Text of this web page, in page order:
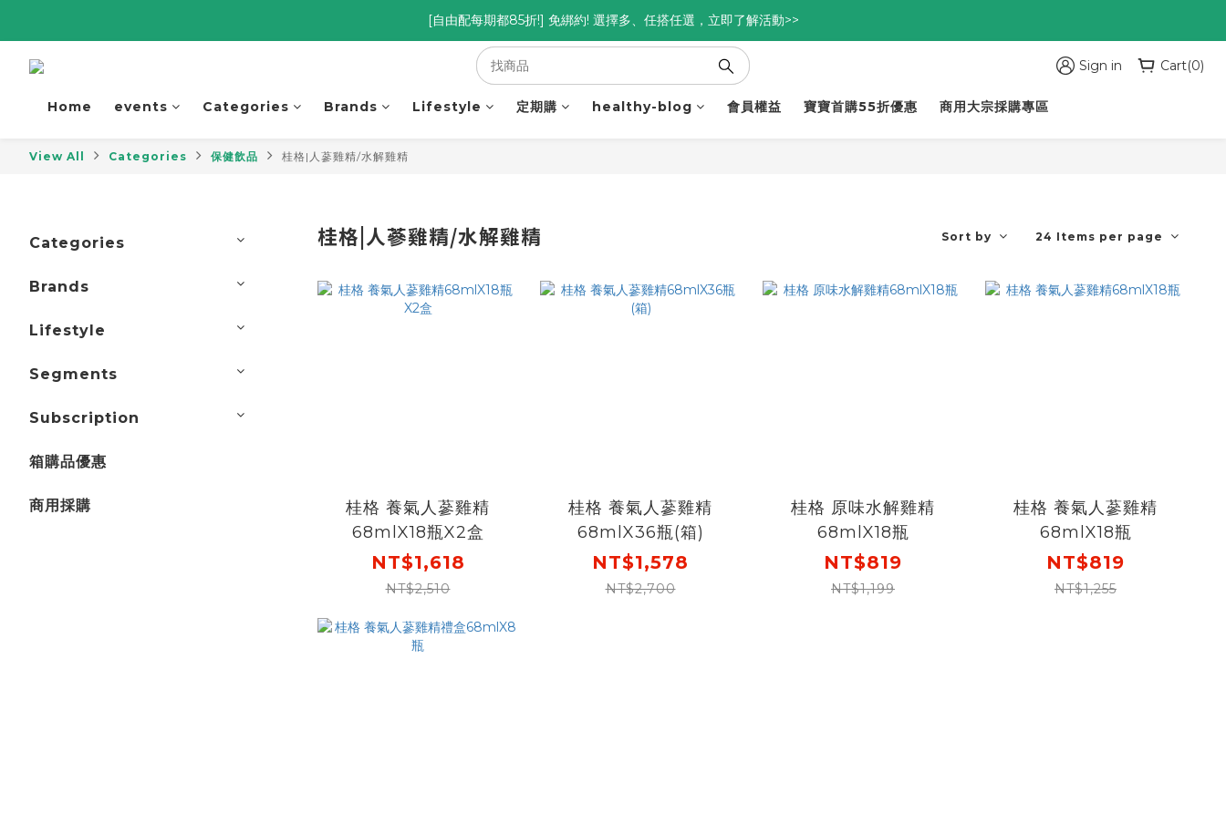
優惠碼<go300> $3,000折$300  優惠碼<go88> $5,000享88折
[自由配每期都85折!] 免綁約! 選擇多、任搭任選，立即了解活動>>
優惠碼<go300> $3,000折$300  優惠碼<go88> $5,000享88折 Sign in Cart(0)
Home events Categories Brands Lifestyle 定期購 healthy-blog 會員權益 寶寶首購55折優惠 商用大宗採購專區
View All Categories 保健飲品 桂格|人蔘雞精/水解雞精
Categories
Brands
Lifestyle
Segments
Subscription
箱購品優惠
商用採購
桂格|人蔘雞精/水解雞精 Sort by 24 Items per page
桂格 養氣人蔘雞精
68mlX18瓶X2盒
NT$1,618
NT$2,510
桂格 養氣人蔘雞精
68mlX36瓶(箱)
NT$1,578
NT$2,700
桂格 原味水解雞精
68mlX18瓶
NT$819
NT$1,199
桂格 養氣人蔘雞精
68mlX18瓶
NT$819
NT$1,255